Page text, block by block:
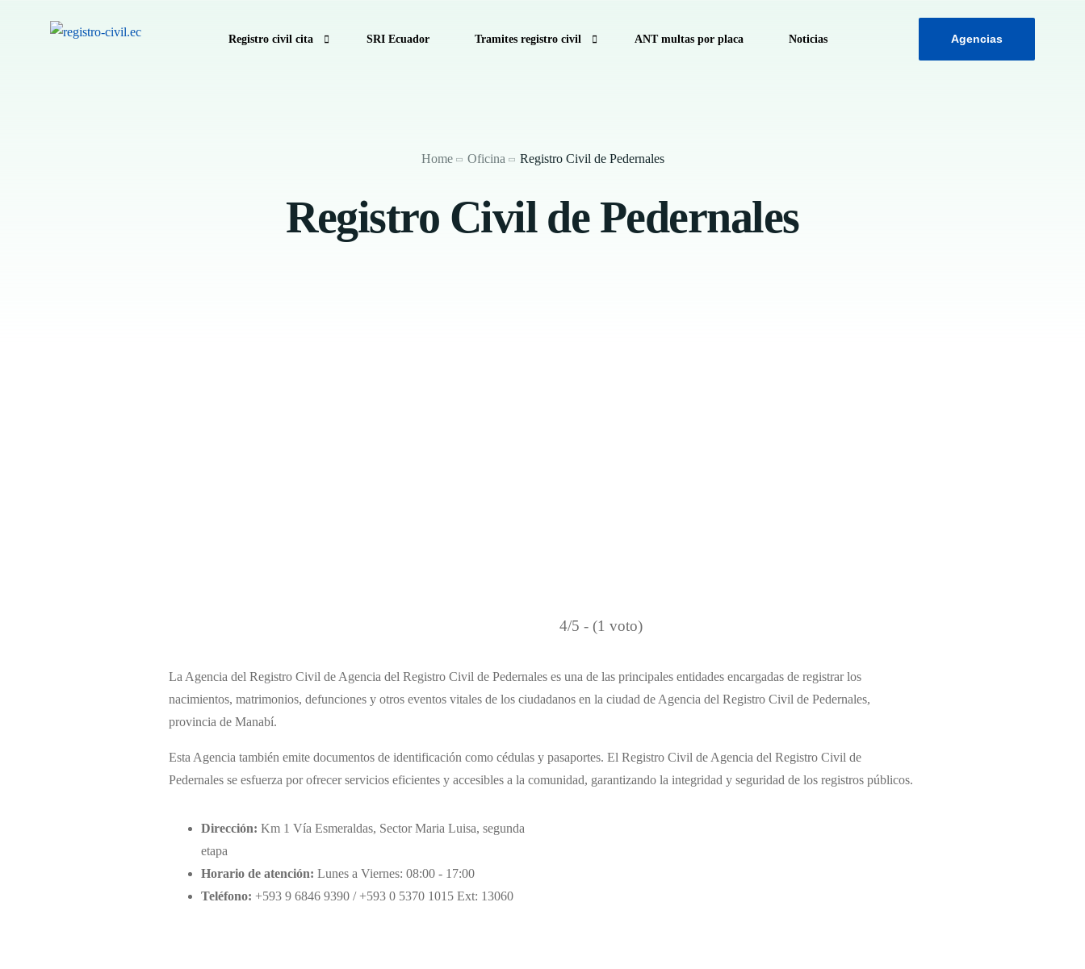
Registro civil cita SRI Ecuador Tramites registro civil
Como calcular decimo tercer sueldo
Anular turno RTV
ANT multas por placa Noticias Agencias
Home Oficina Registro Civil de Pedernales
Registro Civil de Pedernales
4/5 - (1 voto)
La Agencia del Registro Civil de Agencia del Registro Civil de Pedernales es una de las principales entidades encargadas de registrar los
nacimientos, matrimonios, defunciones y otros eventos vitales de los ciudadanos en la ciudad de Agencia del Registro Civil de Pedernales,
provincia de Manabí.
Esta Agencia también emite documentos de identificación como cédulas y pasaportes. El Registro Civil de Agencia del Registro Civil de
Pedernales se esfuerza por ofrecer servicios eficientes y accesibles a la comunidad, garantizando la integridad y seguridad de los registros públicos.
Dirección: Km 1 Vía Esmeraldas, Sector Maria Luisa, segunda
etapa
Horario de atención: Lunes a Viernes: 08:00 - 17:00
Teléfono: +593 9 6846 9390 / +593 0 5370 1015 Ext: 13060